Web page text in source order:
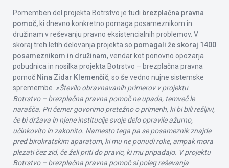
Pomemben del projekta Botrstvo je tudi brezplačna pravna
pomoč, ki dnevno konkretno pomaga posameznikom in
družinam v reševanju pravno eksistencialnih problemov. V
skoraj treh letih delovanja projekta so pomagali že skoraj 1400
posameznikom in družinam, vendar kot ponovno opozarja
pobudnica in nosilka projekta Botrstvo – brezplačna pravna
pomoč Nina Zidar Klemenčič, so še vedno nujne sistemske
spremembe. »Število obravnavanih primerov v projektu
Botrstvo – brezplačna pravna pomoč ne upada, temveč le
narašča. Pri čemer govorimo pretežno o primerih, ki bi bili rešljivi,
če bi država in njene institucije svoje delo opravile ažurno,
učinkovito in zakonito. Namesto tega pa se posameznik znajde
pred birokratskim aparatom, ki mu ne ponudi roke, ampak mora
plezati čez zid, če želi priti do pravic, ki mu pripadajo. V projektu
Botrstvo – brezplačna pravna pomoč si poleg reševanja